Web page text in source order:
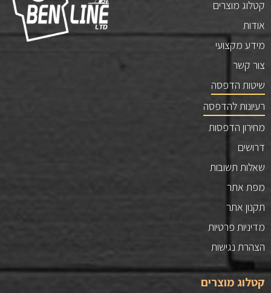
קטלוג מוצרים
אודות
מידע מקצועי
צור קשר
שיטות הדפסה
רעיונות להדפסה
מחירון הדפסות
דרושים
שאלות תשובות
מפת אתר
תקנון אתר
מדיניות פרטיות
הצהרת נגישות
קטלוג מוצרים